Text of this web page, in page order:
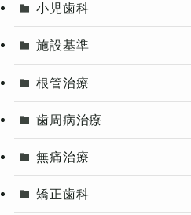
小児歯科
施設基準
根管治療
歯周病治療
無痛治療
矯正歯科